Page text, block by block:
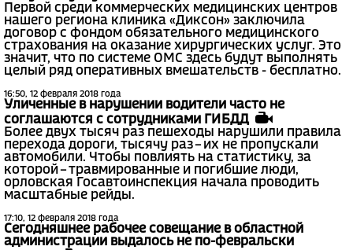
Первой среди коммерческих медицинских центров
нашего региона клиника «Диксон» заключила
договор с фондом обязательного медицинского
страхования на оказание хирургических услуг. Это
значит, что по системе ОМС здесь будут выполнять
целый ряд оперативных вмешательств - бесплатно.
16:50, 12 февраля 2018 года
Уличенные в нарушении водители часто не
соглашаются с сотрудниками ГИБДД
Более двух тысяч раз пешеходы нарушили правила
перехода дороги, тысячу раз – их не пропускали
автомобили. Чтобы повлиять на статистику, за
которой – травмированные и погибшие люди,
орловская Госавтоинспекция начала проводить
масштабные рейды.
17:10, 12 февраля 2018 года
Сегодняшнее рабочее совещание в областной
администрации выдалось не по-февральски